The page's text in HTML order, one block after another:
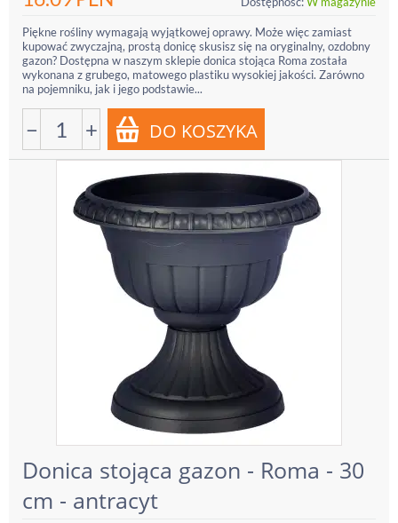
Piękne rośliny wymagają wyjątkowej oprawy. Może więc zamiast
kupować zwyczajną, prostą donicę skusisz się na oryginalny, ozdobny
gazon? Dostępna w naszym sklepie donica stojąca Roma została
wykonana z grubego, matowego plastiku wysokiej jakości. Zarówno
na pojemniku, jak i jego podstawie...
− +
Donica stojąca gazon - Roma - 30
cm - antracyt